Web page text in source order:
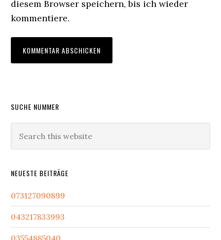
diesem Browser speichern, bis ich wieder
kommentiere.
Primary
Sidebar
SUCHE NUMMER
this
NEUESTE BEITRÄGE
073127090899
043217833993
03554885040